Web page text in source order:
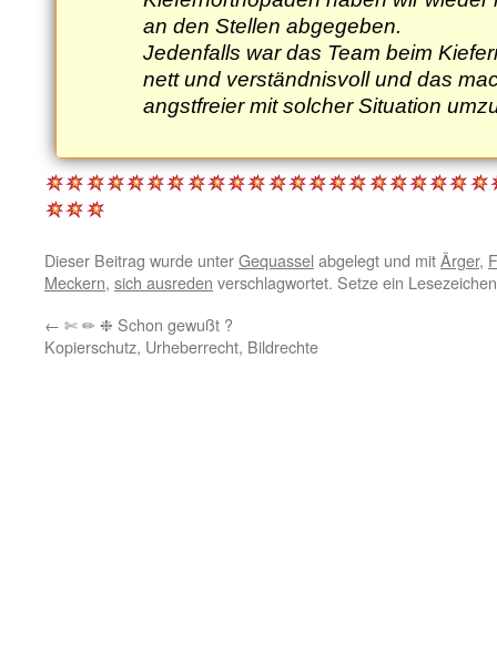
an den Stellen abgegeben.
Jedenfalls war das Team beim
nett und verständnisvoll und das
angstfreier mit solcher Situation
Dieser Beitrag wurde unterGequassel abgelegt und mitÄrger,
Meckern, sich ausreden verschlagwortet. Setze ein
← ✄ ✏ ❉ Schon gewußt ?
Kopierschutz, Urheberrecht, Bildrechte